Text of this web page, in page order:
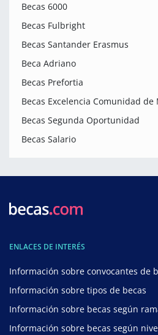
Becas 6000
Becas Fulbright
Becas Santander Erasmus
Beca Adriano
Becas Prefortia
Becas Excelencia Comunidad de
Becas Segunda Oportunidad
Becas Salario
ENLACES DE INTERÉS
Información sobre convocantes de
Información sobre tipos de becas
Información sobre becas según
Información sobre becas según